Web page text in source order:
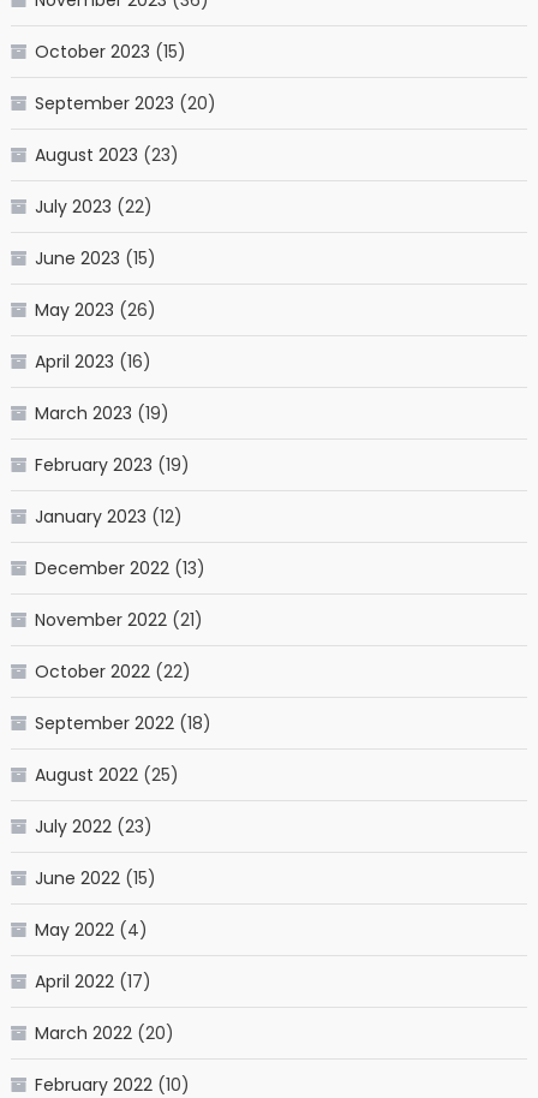
October 2023 (15)
September 2023 (20)
August 2023 (23)
July 2023 (22)
June 2023 (15)
May 2023 (26)
April 2023 (16)
March 2023 (19)
February 2023 (19)
January 2023 (12)
December 2022(13)
November 2022(21)
October 2022(22)
September 2022(18)
August 2022(25)
July 2022(23)
June 2022(15)
May 2022(4)
April 2022(17)
March 2022(20)
February 2022(10)